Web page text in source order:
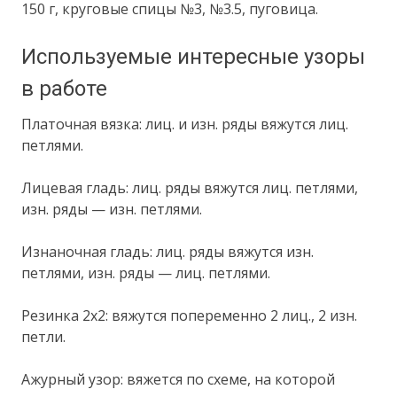
150 г, круговые спицы №3, №3.5, пуговица.
Используемые интересные узоры
в работе
Платочная вязка: лиц. и изн. ряды вяжутся лиц.
петлями.
Лицевая гладь: лиц. ряды вяжутся лиц. петлями,
изн. ряды — изн. петлями.
Изнаночная гладь: лиц. ряды вяжутся изн.
петлями, изн. ряды — лиц. петлями.
Резинка 2х2: вяжутся попеременно 2 лиц., 2 изн.
петли.
Ажурный узор: вяжется по схеме, на которой